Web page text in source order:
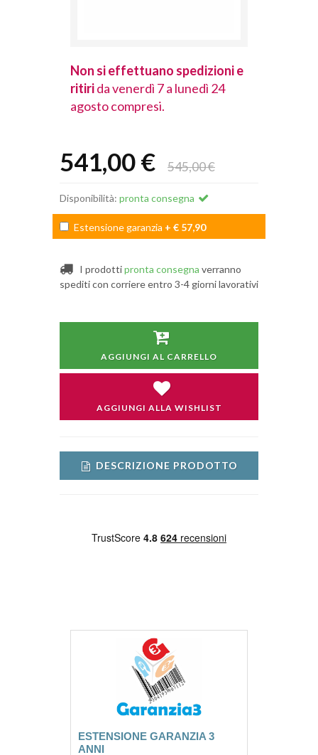
Non si effettuano spedizioni e
ritirida venerdì 7 a lunedì 24
agosto compresi.
541,00 € 545,00 €
Disponibilità: pronta consegna
Estensione garanzia + € 57,90
I prodottipronta consegna verranno
spediti con corriere entro 3-4 giorni lavorativi
AGGIUNGI AL CARRELLO
AGGIUNGI ALLA WISHLIST
DESCRIZIONE PRODOTTO
ESTENSIONE GARANZIA 3
ANNI